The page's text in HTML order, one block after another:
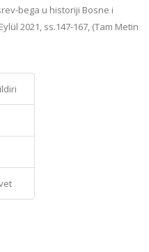
bega u historiji Bosne i
2021, ss.147-167, (Tam Metin